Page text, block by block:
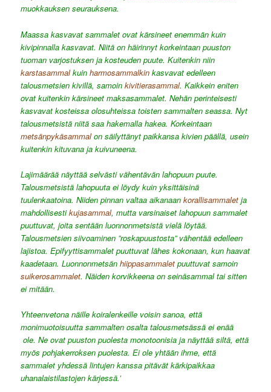
muokkauksen seurauksena.
Maassa kasvavat sammalet ovat kärsineet enemmän kuin
kivipinnalla kasvavat. Niitä on häirinnyt korkeintaan puuston
tuoman varjostuksen ja kosteuden puute. Kuitenkin niin
karstasammalkuinharmosammalkin kasvavat edelleen
talousmetsien kivillä, samoinkivitierasammal. Kaikkein eniten
ovat kuitenkin kärsineet maksasammalet. Nehän perinteisesti
kasvavat kosteissa olosuhteissa toisten sammalten seassa. Nyt
talousmetsistä niitä saa hakemalla hakea. Korkeintaan
metsänpykäsammalon säilyttänyt paikkansa kivien päällä, usein
kuitenkin kituvana ja kuivuneena.
Lajimäärää näyttää selvästi vähentävän lahopuun puute.
Talousmetsistä lahopuuta ei löydy kuin yksittäisinä
tuulenkaatoina. Niiden pinnan valtaa aikanaankorallisammalet ja
mahdollisestikujasammal, mutta varsinaiset lahopuun sammalet
puuttuvat, joita sentään luonnonmetsistä vielä löytää.
Talousmetsien siivoaminen ”roskapuustosta” vähentää edelleen
lajistoa. Epifyyttisammalet puuttuvat lähes kokonaan, kun haavat
kaadetaan. Luonnonmetsänhiippasammalet puuttuvat samoin
suikerosammalet. Näiden korvikkeena on seinäsammal tai sitten
ei mitään.
Yhteenvetona näille koiralenkeille voisin sanoa, että
monimuotoisuutta sammalten osalta talousmetsässä ei enää
ole. Ne ovat puuston puolesta monotoonisia ja näyttää siltä, että
myös pohjakerroksen puolesta. Ei ole yhtään ihme, että
sammalet yhdessä lintujen kanssa pitävät kärkipaikkaa
uhanalaistilastojen kärjessä.’